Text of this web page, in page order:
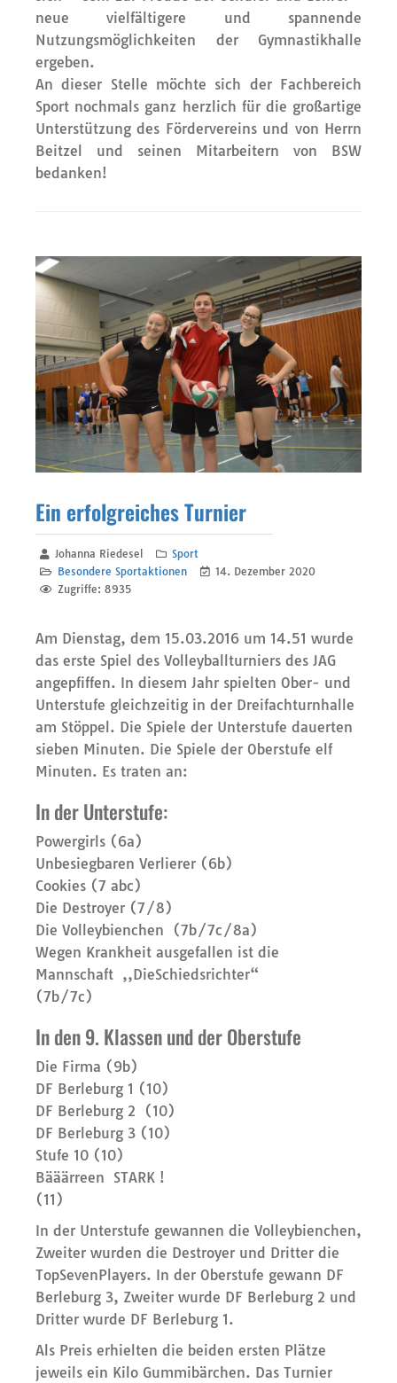
neue vielfältigere und spannende
Nutzungsmöglichkeiten der Gymnastikhalle
ergeben.
An dieser Stelle möchte sich der Fachbereich
Sport nochmals ganz herzlich für die großartige
Unterstützung des Fördervereins und von Herrn
Beitzel und seinen Mitarbeitern von BSW
bedanken!
Ein erfolgreiches Turnier
Johanna Riedesel
Sport
Besondere Sportaktionen
14. Dezember 2020
Zugriffe: 8935
Am Dienstag, dem 15.03.2016 um 14.51 wurde
das erste Spiel des Volleyballturniers des JAG
angepfiffen. In diesem Jahr spielten Ober- und
Unterstufe gleichzeitig in der Dreifachturnhalle
am Stöppel. Die Spiele der Unterstufe dauerten
sieben Minuten. Die Spiele der Oberstufe elf
Minuten. Es traten an:
In der Unterstufe:
Powergirls (6a)
Unbesiegbaren Verlierer (6b)
Cookies (7 abc)
Die Destroyer (7/8)
Die Volleybienchen (7b/7c/8a)
Wegen Krankheit ausgefallen ist die
Mannschaft ,,DieSchiedsrichter“
(7b/7c)
In den 9. Klassen und der Oberstufe
Die Firma (9b)
DF Berleburg 1 (10)
DF Berleburg 2 (10)
DF Berleburg 3 (10)
Stufe 10 (10)
Bääärreen STARK !
In der Unterstufe gewannen die Volleybienchen,
Zweiter wurden die Destroyer und Dritter die
TopSevenPlayers. In der Oberstufe gewann DF
Berleburg 3, Zweiter wurde DF Berleburg 2 und
Dritter wurde DF Berleburg 1.
Als Preis erhielten die beiden ersten Plätze
jeweils ein Kilo Gummibärchen. Das Turnier